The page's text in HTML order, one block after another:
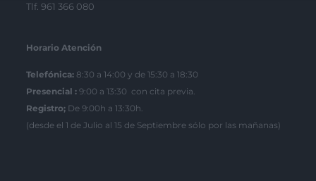
Tlf. 961 366 080
Horario Atención
Telefónica: 8:30 a 14:00 y de 15:30 a 18:30
Presencial : 9:00 a 13:30 con cita previa.
Registro; De 9:00h a 13:30h.
(desde el 1 de Julio al 15 de Septiembre sólo por las mañanas)